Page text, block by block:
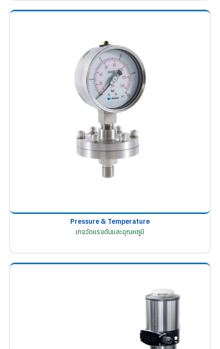
Pressure & Temperature
เกจวัดแรงดันและอุณหภูมิ